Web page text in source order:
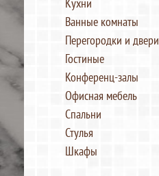
Кухни
Ванные комнаты
Перегородки и двери
Гостиные
Конференц-залы
Офисная мебель
Спальни
Стулья
Шкафы